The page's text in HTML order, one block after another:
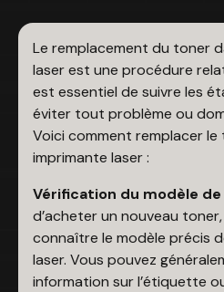
Le remplacement du toner
laser est une procédure
est essentiel de suivre les
éviter tout problème ou
Voici comment remplacer le
imprimante laser :
Vérification du modèle de
d’acheter un nouveau
connaître le modèle précis
laser. Vous pouvez
information sur l’étiquette